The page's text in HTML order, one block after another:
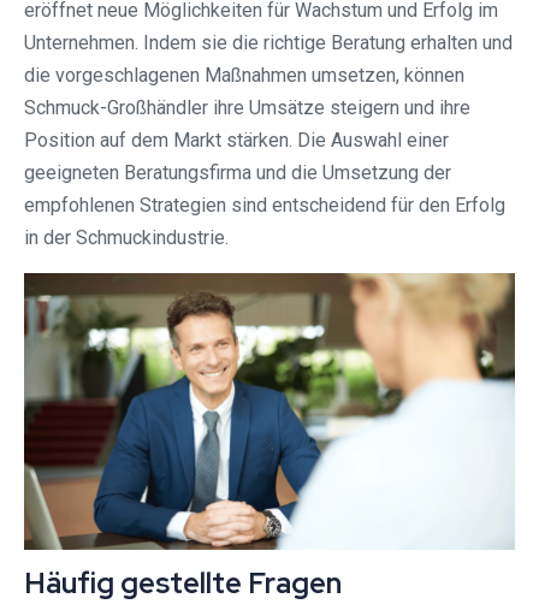
eröffnet neue Möglichkeiten für Wachstum und Erfolg im
Unternehmen. Indem sie die richtige Beratung erhalten und
die vorgeschlagenen Maßnahmen umsetzen, können
Schmuck-Großhändler ihre Umsätze steigern und ihre
Position auf dem Markt stärken. Die Auswahl einer
geeigneten Beratungsfirma und die Umsetzung der
empfohlenen Strategien sind entscheidend für den Erfolg
in der Schmuckindustrie.
Häufig gestellte Fragen